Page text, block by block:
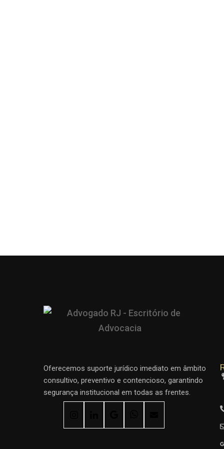
Oferecemos suporte jurídico imediato em âmbito
consultivo, preventivo e contencioso, garantindo
segurança institucional em todas as frentes.